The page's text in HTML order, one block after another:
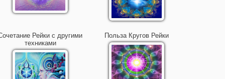
Рейки с другими
техниками
Польза Кругов Рейки